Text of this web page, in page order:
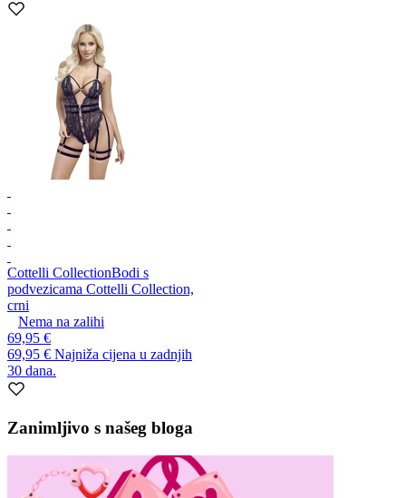
Cottelli CollectionBodi s
podvezicama Cottelli Collection,
crni
Nema na zalihi
69,95 €
69,95 € Najniža cijena u zadnjih
30 dana.
Zanimljivo s našeg bloga